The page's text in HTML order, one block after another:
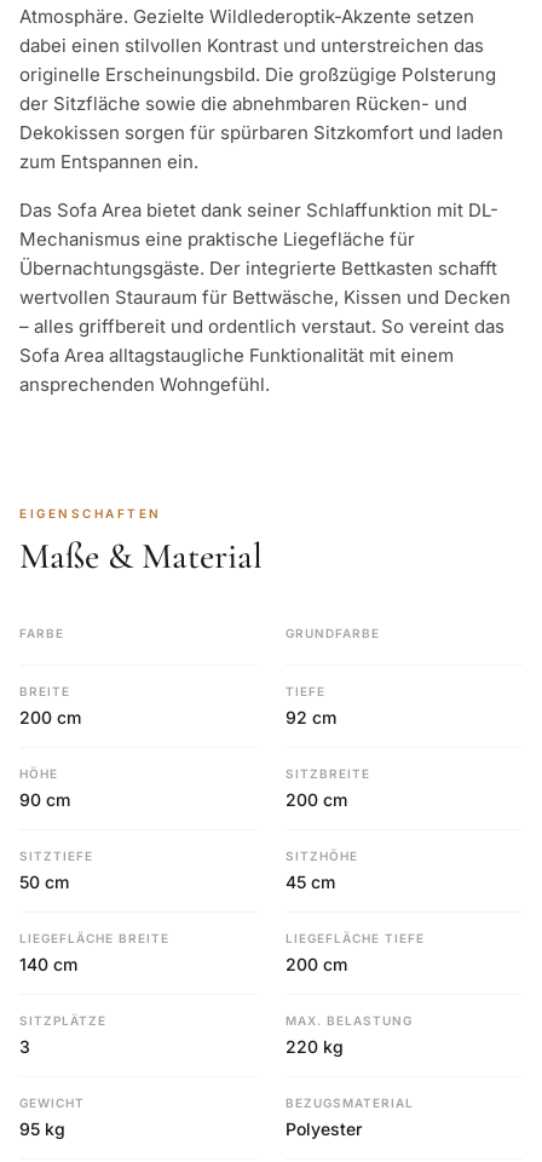
Atmosphäre. Gezielte Wildlederoptik-Akzente setzen
dabei einen stilvollen Kontrast und unterstreichen das
originelle Erscheinungsbild. Die großzügige Polsterung
der Sitzfläche sowie die abnehmbaren Rücken- und
Dekokissen sorgen für spürbaren Sitzkomfort und laden
zum Entspannen ein.
Das Sofa Area bietet dank seiner Schlaffunktion mit DL-
Mechanismus eine praktische Liegefläche für
Übernachtungsgäste. Der integrierte Bettkasten schafft
wertvollen Stauraum für Bettwäsche, Kissen und Decken
– alles griffbereit und ordentlich verstaut. So vereint das
Sofa Area alltagstaugliche Funktionalität mit einem
ansprechenden Wohngefühl.
EIGENSCHAFTEN
Maße & Material
FARBE GRUNDFARBE
BREITE
200 cm
TIEFE
92 cm
HÖHE
90 cm
SITZBREITE
200 cm
SITZTIEFE
50 cm
SITZHÖHE
45 cm
LIEGEFLÄCHE BREITE
140 cm
LIEGEFLÄCHE TIEFE
200 cm
SITZPLÄTZE
3
MAX. BELASTUNG
220 kg
GEWICHT
95 kg
BEZUGSMATERIAL
Polyester